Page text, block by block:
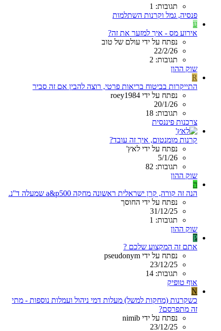
תגובות: 1
פנסיה, גמל וקרנות השתלמות
ע
אירוע מס - איך למזער את זה?
נפתח על ידי עולם של טוב
22/2/26
תגובות: 2
שוק ההון
R
התייקרות בביטוח בריאות פרטי, רוצה להבין אם זה סביר
נפתח על ידי roey1984
20/1/26
תגובות: 18
צרכנות פיננסית
קרנות מומנטום, איך זה עובד?
נפתח על ידי לאץ'
5/1/26
תגובות: 82
שוק ההון
ה
הנה זה קורה, קרן ישראלית ראשונה מחקה a&p500 שמעלה ד''נ.
נפתח על ידי החוסך
31/12/25
תגובות: 1
שוק ההון
P
אתם זה המקצוע שלכם ?
נפתח על ידי pseudonym
23/12/25
תגובות: 14
אוף טופיק
N
כשקרנות (מחקות למשל) מעלות דמי ניהול ועמלות נוספות - מתי
זה מתפרסם?
נפתח על ידי nimib
23/12/25